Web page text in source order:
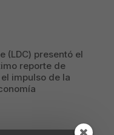
(LDC) presentó el
reporte de
impulso de la